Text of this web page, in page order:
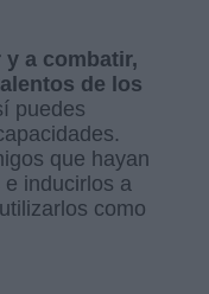
y a combatir,
de los
puedes
que hayan
inducirlos a
como